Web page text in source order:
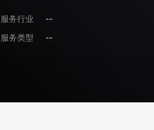
服务行业
--
服务类型
--